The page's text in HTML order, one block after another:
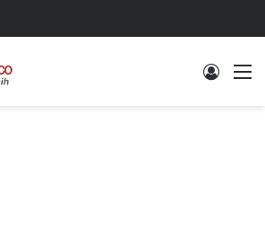
Log In